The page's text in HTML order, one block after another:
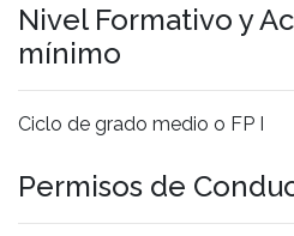
Nivel Formativo y
mínimo
Ciclo de grado medio o FP I
Permisos de